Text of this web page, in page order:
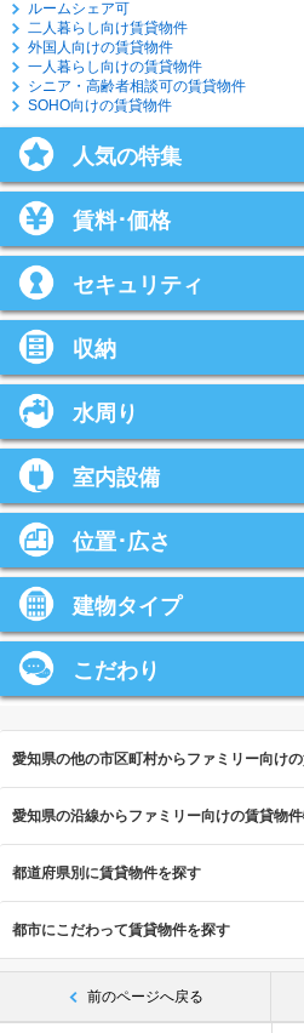
ルームシェア可
二人暮らし向け賃貸物件
外国人向けの賃貸物件
一人暮らし向けの賃貸物件
シニア・高齢者相談可の賃貸物件
SOHO向けの賃貸物件
人気の特集
賃料･価格
セキュリティ
収納
水周り
室内設備
位置･広さ
建物タイプ
こだわり
愛知県の他の市区町村からファミリー向け
愛知県の沿線からファミリー向けの賃貸物
都道府県別に賃貸物件を探す
都市にこだわって賃貸物件を探す
前のページへ戻る